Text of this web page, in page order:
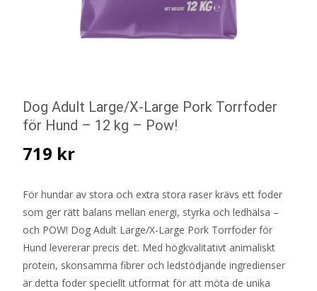
Dog Adult Large/X-Large Pork Torrfoder
för Hund – 12 kg – Pow!
719 kr
För hundar av stora och extra stora raser krävs ett foder
som ger rätt balans mellan energi, styrka och ledhälsa –
och POW! Dog Adult Large/X-Large Pork Torrfoder för
Hund levererar precis det. Med högkvalitativt animaliskt
protein, skonsamma fibrer och ledstödjande ingredienser
är detta foder speciellt utformat för att möta de unika